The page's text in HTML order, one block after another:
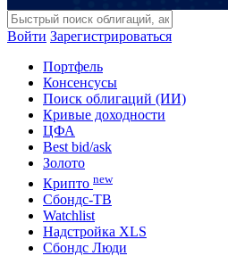
Войти Зарегистрироваться
Портфель
Консенсусы
Поиск облигаций (ИИ)
Кривые доходности
ЦФА
Best bid/ask
Золото
Крипто new
Сбондс-ТВ
Watchlist
Надстройка XLS
Сбондс Люди